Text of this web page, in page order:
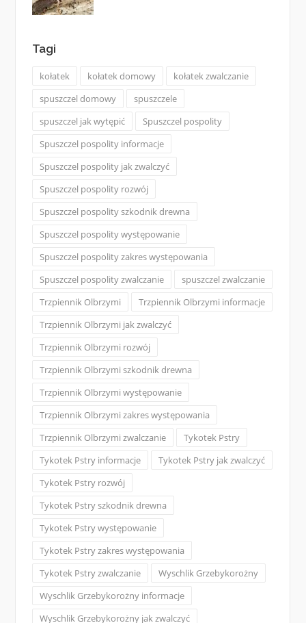
Tagi
kołatek kołatek domowy
kołatek zwalczanie
spuszczel domowy
spuszczele
spuszczel jak wytępić
Spuszczel pospolity
Spuszczel pospolity informacje
Spuszczel pospolity jak zwalczyć
Spuszczel pospolity rozwój
Spuszczel pospolity szkodnik drewna
Spuszczel pospolity występowanie
Spuszczel pospolity zakres występowania
Spuszczel pospolity zwalczanie
spuszczel zwalczanie
Trzpiennik Olbrzymi
Trzpiennik Olbrzymi informacje
Trzpiennik Olbrzymi jak zwalczyć
Trzpiennik Olbrzymi rozwój
Trzpiennik Olbrzymi szkodnik drewna
Trzpiennik Olbrzymi występowanie
Trzpiennik Olbrzymi zakres występowania
Trzpiennik Olbrzymi zwalczanie
Tykotek Pstry
Tykotek Pstry informacje
Tykotek Pstry jak zwalczyć
Tykotek Pstry rozwój
Tykotek Pstry szkodnik drewna
Tykotek Pstry występowanie
Tykotek Pstry zakres występowania
Tykotek Pstry zwalczanie
Wyschlik Grzebykorożny
Wyschlik Grzebykorożny informacje
Wyschlik Grzebykorożny jak zwalczyć